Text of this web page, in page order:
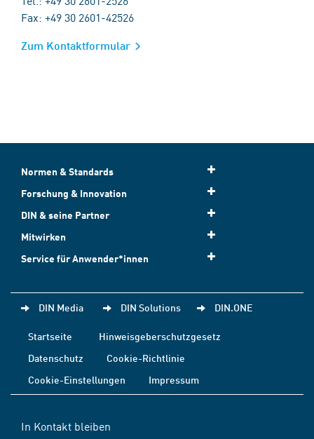
Fax: +49 30 2601-42526
Zum Kontaktformular
Normen & Standards
Forschung & Innovation
DIN & seine Partner
Mitwirken
Service für Anwender*innen
DIN Media DIN Solutions DIN.ONE
Startseite
Hinweisgeberschutzgesetz
Datenschutz
Cookie-Richtlinie
Cookie-Einstellungen
Impressum
In Kontakt bleiben